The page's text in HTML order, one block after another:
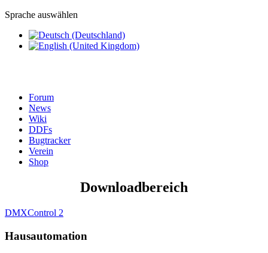
Sprache auswählen
Forum
News
Wiki
DDFs
Bugtracker
Verein
Shop
Downloadbereich
DMXControl 2
Hausautomation